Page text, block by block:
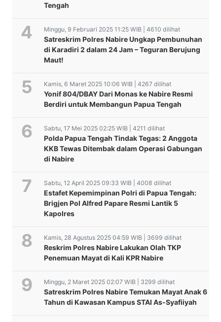
Tengah
Minggu, 9 Februari 2025 11:25 WIB | 4610 dilihat
Satreskrim Polres Nabire Ungkap Pembunuhan
di Karadiri 2 dalam 24 Jam – Teguran Berujung
Maut!
Kamis, 6 Maret 2025 10:06 WIB | 4267 dilihat
Yonif 804/DBAY Dari Monas ke Nabire Resmi
Berdiri untuk Membangun Papua Tengah
Sabtu, 17 Mei 2025 02:25 WIB | 4211 dilihat
Polda Papua Tengah Tindak Tegas: 2 Anggota
KKB Tewas Ditembak dalam Operasi Gabungan
di Nabire
Sabtu, 12 April 2025 09:33 WIB | 4008 dilihat
Estafet Kepemimpinan Polri di Papua Tengah:
Brigjen Pol Alfred Papare Resmi Lantik 5
Kapolres
Kamis, 28 Agustus 2025 04:59 WIB | 3699 dilihat
Reskrim Polres Nabire Lakukan Olah TKP
Penemuan Mayat di Kali KPR Nabire
Minggu, 2 Maret 2025 02:07 WIB | 3299 dilihat
Satreskrim Polres Nabire Temukan Mayat Anak 6
Tahun di Kawasan Kampus STAI As-Syafiiyah